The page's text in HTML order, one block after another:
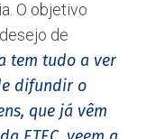
O objetivo
de
tem tudo a ver
difundir o
que já vêm